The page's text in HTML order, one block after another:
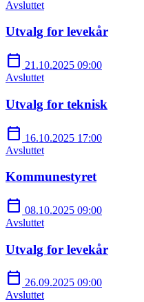
Avsluttet
Utvalg for levekår
calendar_today 21.10.2025 09:00
Avsluttet
Utvalg for teknisk
calendar_today 16.10.2025 17:00
Avsluttet
Kommunestyret
calendar_today 08.10.2025 09:00
Avsluttet
Utvalg for levekår
calendar_today 26.09.2025 09:00
Avsluttet